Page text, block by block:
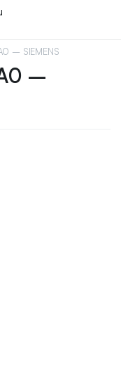
– SIEMENS
–